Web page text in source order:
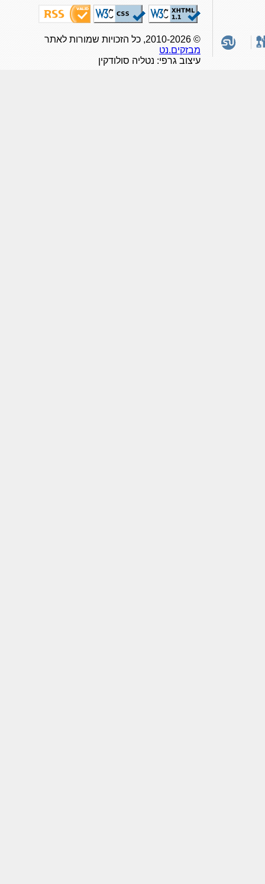
מבזקים.נט
עיצוב גרפי: נטליה סולודקין